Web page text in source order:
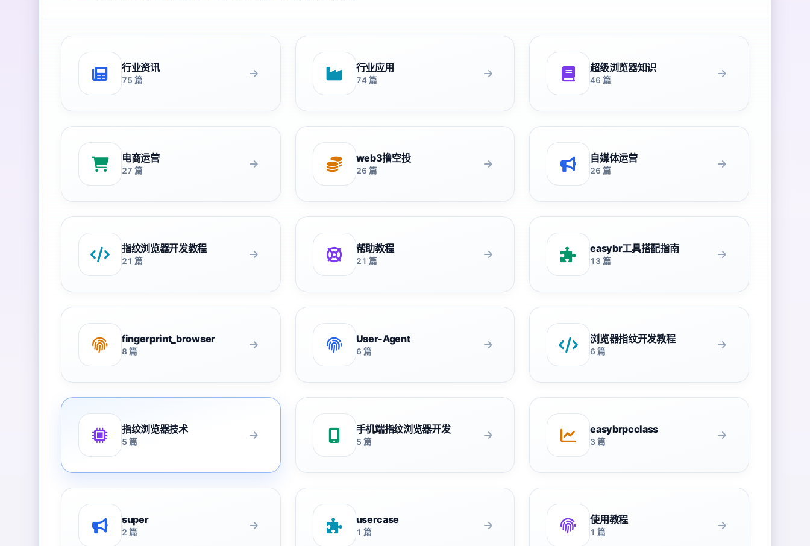
行业资讯
75 篇
行业应用
74 篇
超级浏览器知识
46 篇
电商运营
27 篇
web3撸空投
26 篇
自媒体运营
26 篇
指纹浏览器开发教程
21 篇
帮助教程
21 篇
easybr工具搭配指南
13 篇
fingerprint_browser
8 篇
User-Agent
6 篇
浏览器指纹开发教程
6 篇
指纹浏览器技术
5 篇
手机端指纹浏览器开发
5 篇
easybrpcclass
3 篇
super
2 篇
usercase
1 篇
使用教程
1 篇